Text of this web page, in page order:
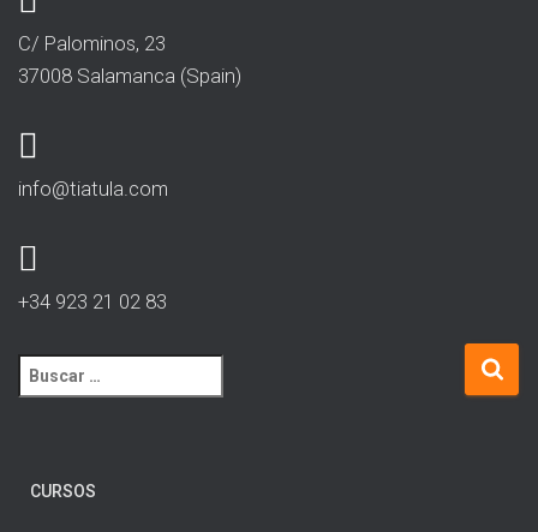
C/ Palominos, 23
37008 Salamanca (Spain)
info@tiatula.com
+34 923 21 02 83
CURSOS